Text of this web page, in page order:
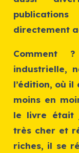
directement
Comment
industrielle,
l’édition, où
moins en
le livre était
très cher et
riches, il se